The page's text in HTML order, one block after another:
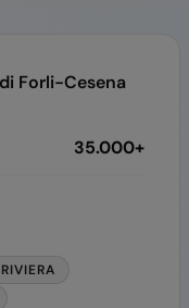
Forli-Cesena
35.000+